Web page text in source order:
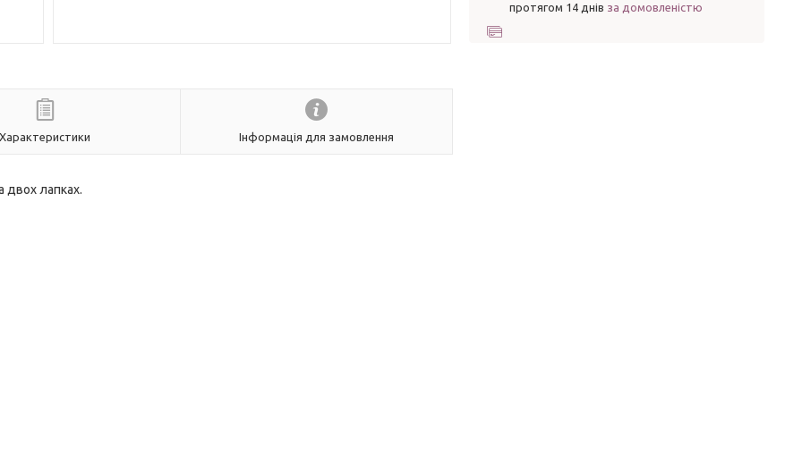
Характеристики Інформація для замовлення
двох лапках.
протягом 14 днів за домовленістю